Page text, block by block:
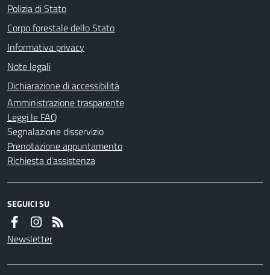
Polizia di Stato
Corpo forestale dello Stato
Informativa privacy
Note legali
Dichiarazione di accessibilità
Amministrazione trasparente
Leggi le FAQ
Segnalazione disservizio
Prenotazione appuntamento
Richiesta d'assistenza
SEGUICI SU
Newsletter